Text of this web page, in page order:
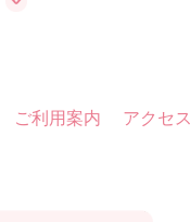
ご利用案内 アクセス